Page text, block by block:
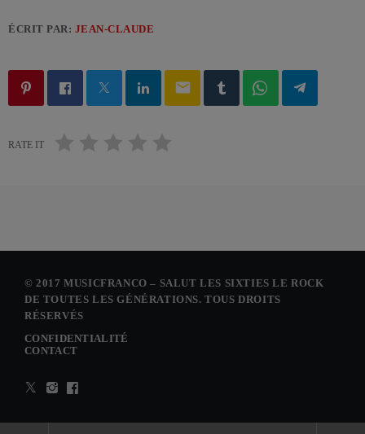
ÉCRIT PAR: JEAN-CLAUDE
email
RATE IT
© 2017 MUSICFRANCO – SALUT LES SIXTIES LE ROCK
DE TOUTES LES GÉNÉRATIONS. TOUS DROITS
RÉSERVÉS
CONFIDENTIALITÉ
CONTACT